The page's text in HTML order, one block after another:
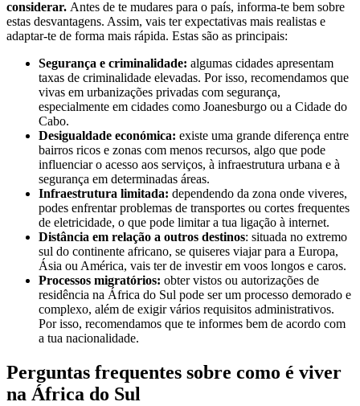
considerar. Antes de te mudares para o país, informa-te bem sobre
estas desvantagens. Assim, vais ter expectativas mais realistas e
adaptar-te de forma mais rápida. Estas são as principais:
Segurança e criminalidade: algumas cidades apresentam
taxas de criminalidade elevadas. Por isso, recomendamos que
vivas em urbanizações privadas com segurança,
especialmente em cidades como Joanesburgo ou a Cidade do
Cabo.
Desigualdade económica: existe uma grande diferença entre
bairros ricos e zonas com menos recursos, algo que pode
influenciar o acesso aos serviços, à infraestrutura urbana e à
segurança em determinadas áreas.
Infraestrutura limitada: dependendo da zona onde viveres,
podes enfrentar problemas de transportes ou cortes frequentes
de eletricidade, o que pode limitar a tua ligação à internet.
Distância em relação a outros destinos: situada no extremo
sul do continente africano, se quiseres viajar para a Europa,
Ásia ou América, vais ter de investir em voos longos e caros.
Processos migratórios: obter vistos ou autorizações de
residência na África do Sul pode ser um processo demorado e
complexo, além de exigir vários requisitos administrativos.
Por isso, recomendamos que te informes bem de acordo com
a tua nacionalidade.
Perguntas frequentes sobre como é viver
na África do Sul